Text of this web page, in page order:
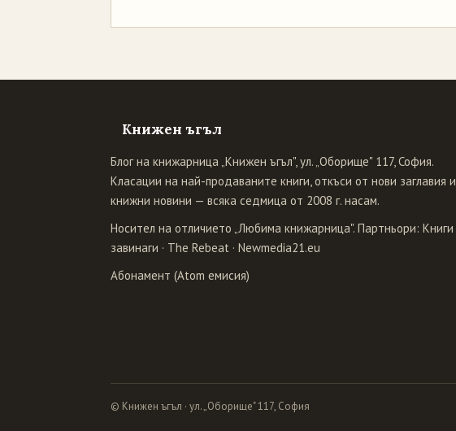
Книжен ъгъл
Блог на книжарница „Книжен ъгъл", ул. „Оборище" 117, София.
Класации на най-продаваните книги, откъси от нови заглавия и
книжни новини — всяка седмица от 2008 г. насам.
Носител на отличието „Любима книжарница". Партньори: Книги
завинаги · The Rebeat · Newmedia21.eu
Абонамент (Atom емисия)
© Книжен ъгъл · ул. „Оборище" 117, София